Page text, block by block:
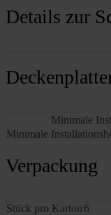
Details zur
Minimale
Minimale
Verpackung
Stück pro Karton 6